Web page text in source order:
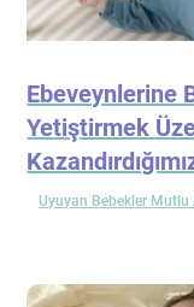
Ebeveynlerine
Yetiştirmek
Uyuyan Bebekler Mutlu